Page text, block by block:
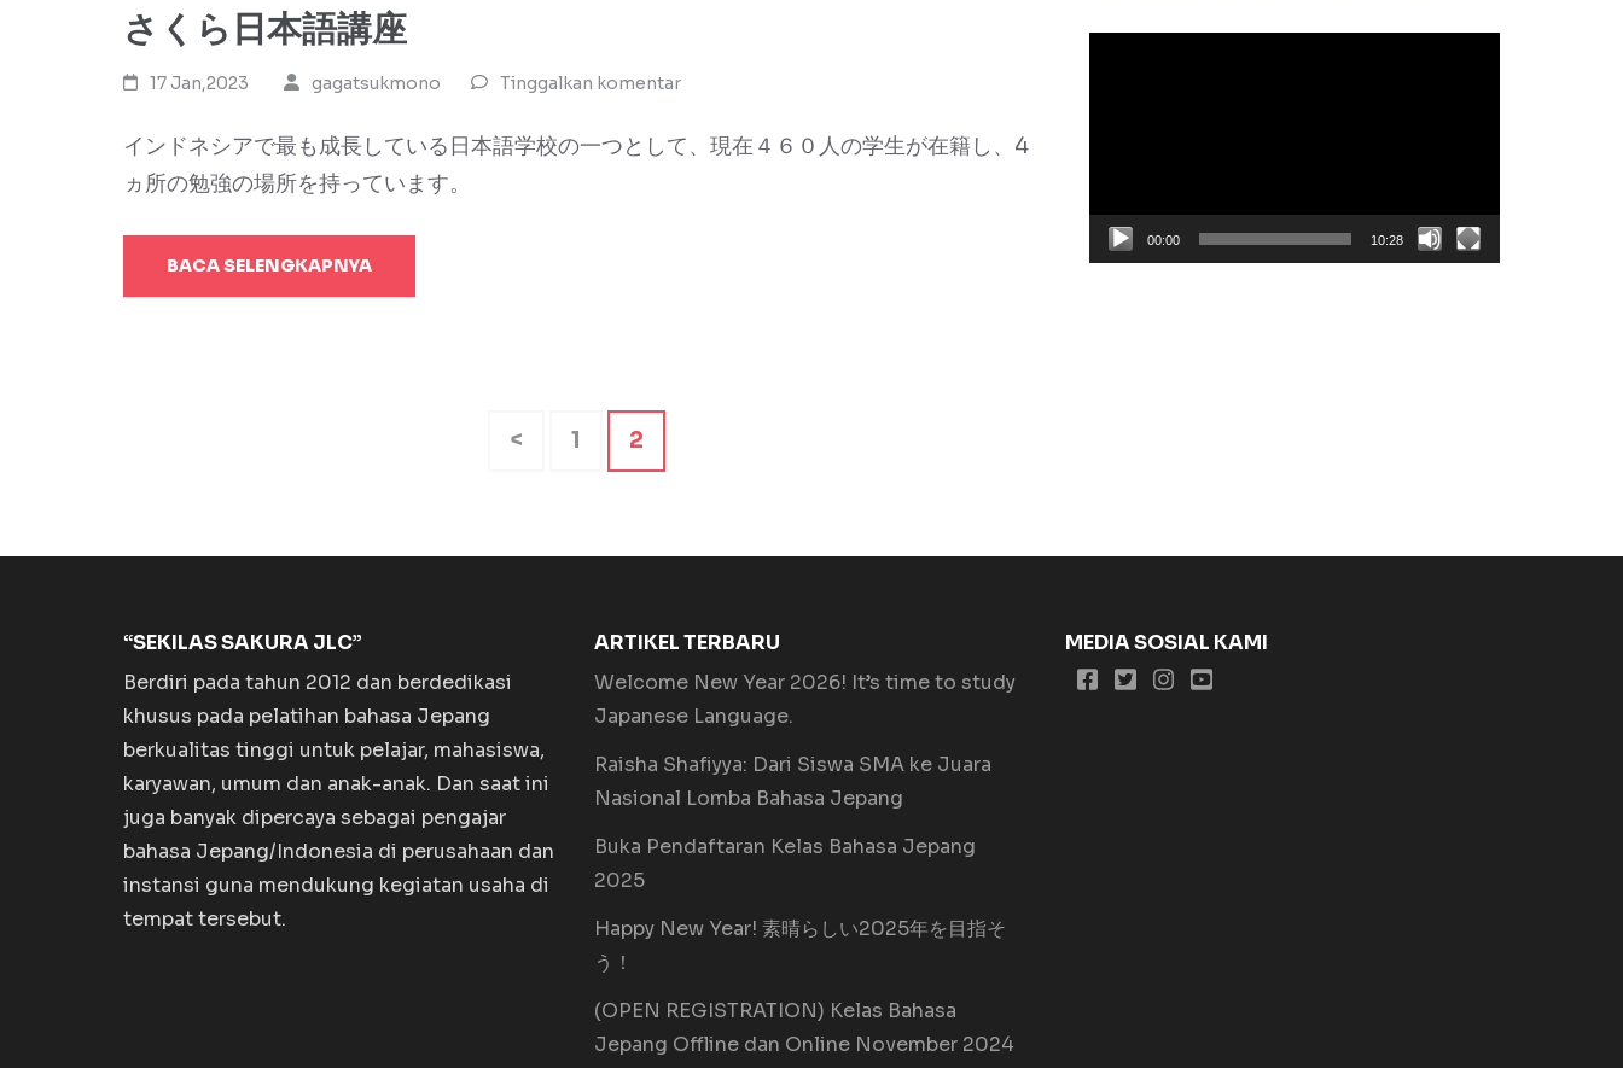
さくら日本語講座
17 Jan,2023 gagatsukmono Tinggalkan komentar
インドネシアで最も成長している日本語学校の一つとして、現在４６０人の学生が在籍し、4
ヵ所の勉強の場所を持っています。
BACA SELENGKAPNYA
< Halaman
1 Halaman
2
00:00 10:28
“SEKILAS SAKURA JLC”
Berdiri pada tahun 2012 dan berdedikasi
khusus pada pelatihan bahasa Jepang
berkualitas tinggi untuk pelajar, mahasiswa,
karyawan, umum dan anak-anak. Dan saat ini
juga banyak dipercaya sebagai pengajar
bahasa Jepang/Indonesia di perusahaan dan
instansi guna mendukung kegiatan usaha di
tempat tersebut.
ARTIKEL TERBARU
Welcome New Year 2026! It’s time to study
Japanese Language.
Raisha Shafiyya: Dari Siswa SMA ke Juara
Nasional Lomba Bahasa Jepang
Buka Pendaftaran Kelas Bahasa Jepang
2025
Happy New Year! 素晴らしい2025年を目指そ
う！
(OPEN REGISTRATION) Kelas Bahasa
Jepang Offline dan Online November 2024
MEDIA SOSIAL KAMI